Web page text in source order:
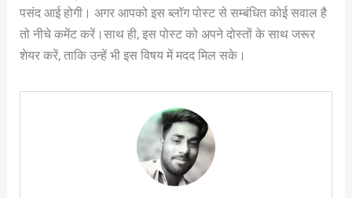
पसंद आई होगी। अगर आपको इस ब्लॉग पोस्ट से सम्बंधित कोई सवाल है
तो नीचे कमेंट करें।साथ ही, इस पोस्ट को अपने दोस्तों के साथ जरूर
शेयर करें, ताकि उन्हें भी इस विषय में मदद मिल सके।